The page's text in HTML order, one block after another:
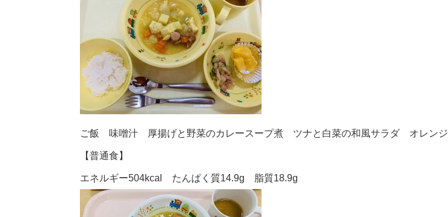
ご飯 味噌汁 厚揚げと野菜のカレースープ煮 ツナと白菜の和風サラダ オレンジ
【普通食】
エネルギー504kcal たんぱく質14.9g 脂質18.9g